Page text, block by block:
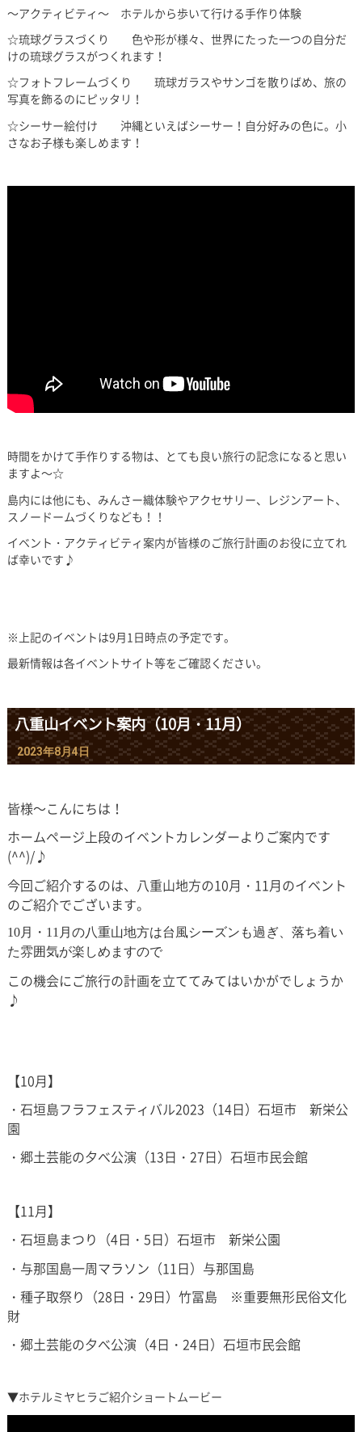
～アクティビティ～ ホテルから歩いて行ける手作り体験
☆琉球グラスづくり 色や形が様々、世界にたった一つの自分だ
けの琉球グラスがつくれます！
☆フォトフレームづくり 琉球ガラスやサンゴを散りばめ、旅の
写真を飾るのにピッタリ！
☆シーサー絵付け 沖縄といえばシーサー！自分好みの色に。小
さなお子様も楽しめます！
時間をかけて手作りする物は、とても良い旅行の記念になると思い
ますよ～☆
島内には他にも、みんさー織体験やアクセサリー、レジンアート、
スノードームづくりなども！！
イベント・アクティビティ案内が皆様のご旅行計画のお役に立てれ
ば幸いです♪
※上記のイベントは9月1日時点の予定です。
最新情報は各イベントサイト等をご確認ください。
八重山イベント案内（10月・11月）
2023年8月4日
皆様～こんにちは！
ホームページ上段のイベントカレンダーよりご案内です
(^^)/♪
今回ご紹介するのは、八重山地方の10月・11月のイベント
のご紹介でございます。
10月・ 11 月の八重山地方は台風シーズンも過ぎ、落ち着い
た雰囲気が楽しめますので
この機会にご旅行の計画を立ててみてはいかがでしょうか
♪
【10月】
・石垣島フラフェスティバル2023（14日）石垣市 新栄公
園
・郷土芸能の夕べ公演（13日・27日）石垣市民会館
【11月】
・石垣島まつり（4日・5日）石垣市 新栄公園
・与那国島一周マラソン（11日）与那国島
・種子取祭り（28日・29日）竹冨島 ※重要無形民俗文化
財
・郷土芸能の夕べ公演（4日・24日）石垣市民会館
▼ホテルミヤヒラご紹介ショートムービー